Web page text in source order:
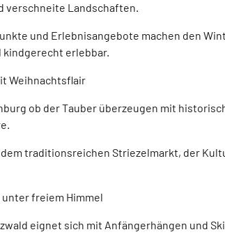
verschneite Landschaften.
und Erlebnisangebote machen den
erlebbar.
Weihnachtsflair
ob der Tauber überzeugen mit
traditionsreichen Striezelmarkt, der
freiem Himmel
eignet sich mit Anfängerhängen und